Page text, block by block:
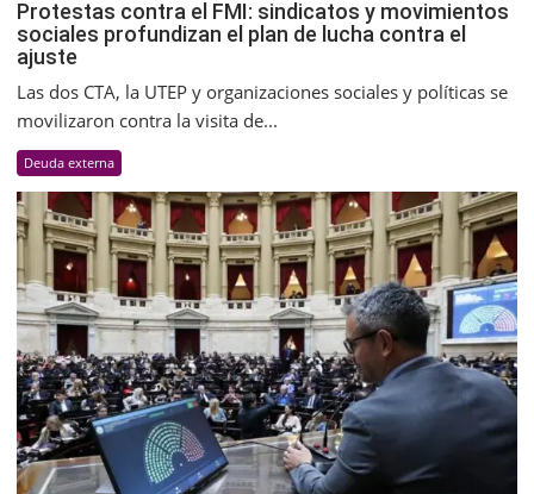
Protestas contra el FMI: sindicatos y movimientos
sociales profundizan el plan de lucha contra el
ajuste
Las dos CTA, la UTEP y organizaciones sociales y políticas se
movilizaron contra la visita de...
Deuda externa